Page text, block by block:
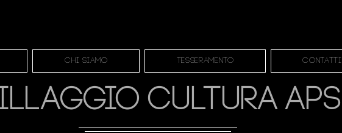
Chi siamo Tesseramento Contatti
CULTURA APS